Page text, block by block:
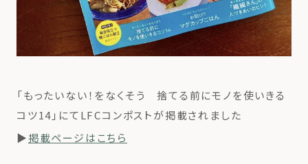
「もったいない！をなくそう 捨てる前にモノを使いきる
コツ14」にてLFCコンポストが掲載されました
▶掲載ページはこちら